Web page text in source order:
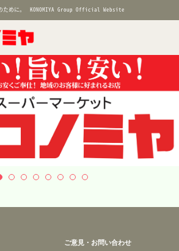
めに。 KONOMIYA Group Official Website
ご意見・お問い合わせ